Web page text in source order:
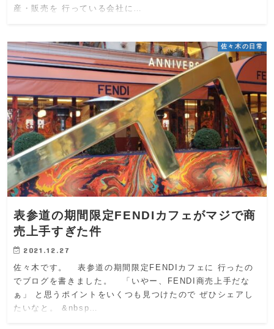
産・販売を 行っている会社に…
佐々木の日常
表参道の期間限定FENDIカフェがマジで商
売上手すぎた件
2021.12.27
佐々木です。 表参道の期間限定FENDIカフェに 行ったの
でブログを書きました。 「いやー、FENDI商売上手だな
ぁ」 と思うポイントをいくつも見つけたので ぜひシェアし
たいなと。 &nbsp…